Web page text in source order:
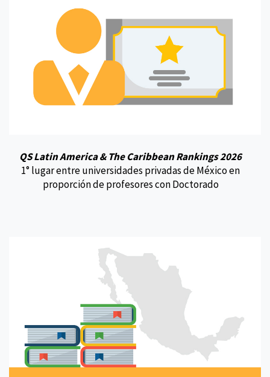
QS Latin America & The Caribbean Rankings 2026
1° lugar entre universidades privadas de México en
proporción de profesores con Doctorado